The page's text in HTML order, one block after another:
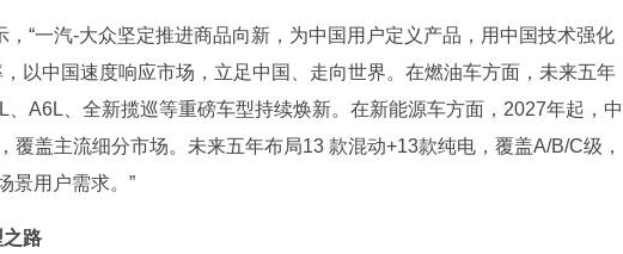
“一汽-大众坚定推进商品向新，为中国用户定义产品，用中国技术强化
以中国速度响应市场，立足中国、走向世界。在燃油车方面，未来五年
A6L、全新揽巡等重磅车型持续焕新。在新能源车方面，2027年起，中
覆盖主流细分市场。未来五年布局13 款混动+13款纯电，覆盖A/B/C级，
景用户需求。”
之路